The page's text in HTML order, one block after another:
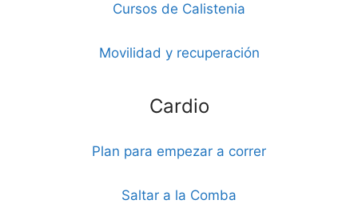
Cursos de Calistenia
Movilidad y recuperación
Cardio
Plan para empezar a correr
Saltar a la Comba